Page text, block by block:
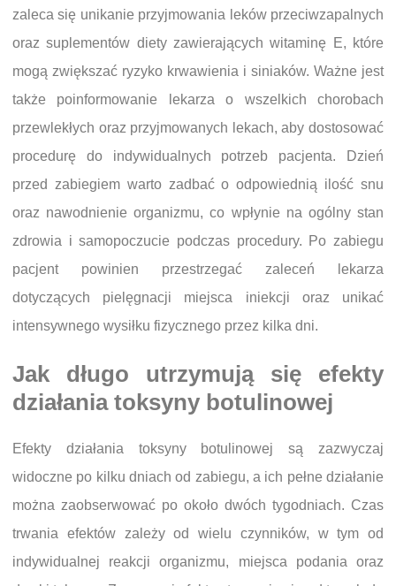
zaleca się unikanie przyjmowania leków przeciwzapalnych
oraz suplementów diety zawierających witaminę E, które
mogą zwiększać ryzyko krwawienia i siniaków. Ważne jest
także poinformowanie lekarza o wszelkich chorobach
przewlekłych oraz przyjmowanych lekach, aby dostosować
procedurę do indywidualnych potrzeb pacjenta. Dzień
przed zabiegiem warto zadbać o odpowiednią ilość snu
oraz nawodnienie organizmu, co wpłynie na ogólny stan
zdrowia i samopoczucie podczas procedury. Po zabiegu
pacjent powinien przestrzegać zaleceń lekarza
dotyczących pielęgnacji miejsca iniekcji oraz unikać
intensywnego wysiłku fizycznego przez kilka dni.
Jak długo utrzymują się efekty
działania toksyny botulinowej
Efekty działania toksyny botulinowej są zazwyczaj
widoczne po kilku dniach od zabiegu, a ich pełne działanie
można zaobserwować po około dwóch tygodniach. Czas
trwania efektów zależy od wielu czynników, w tym od
indywidualnej reakcji organizmu, miejsca podania oraz